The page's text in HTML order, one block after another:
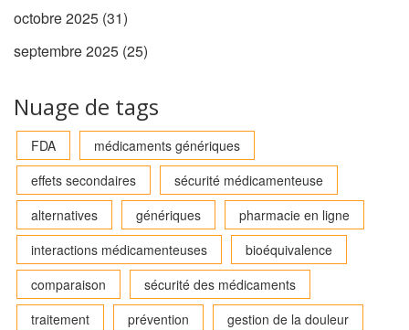
octobre 2025 (31)
septembre 2025 (25)
Nuage de tags
FDA
médicaments génériques
effets secondaires
sécurité médicamenteuse
alternatives
génériques
pharmacie en ligne
interactions médicamenteuses
bioéquivalence
comparaison
sécurité des médicaments
traitement
prévention
gestion de la douleur